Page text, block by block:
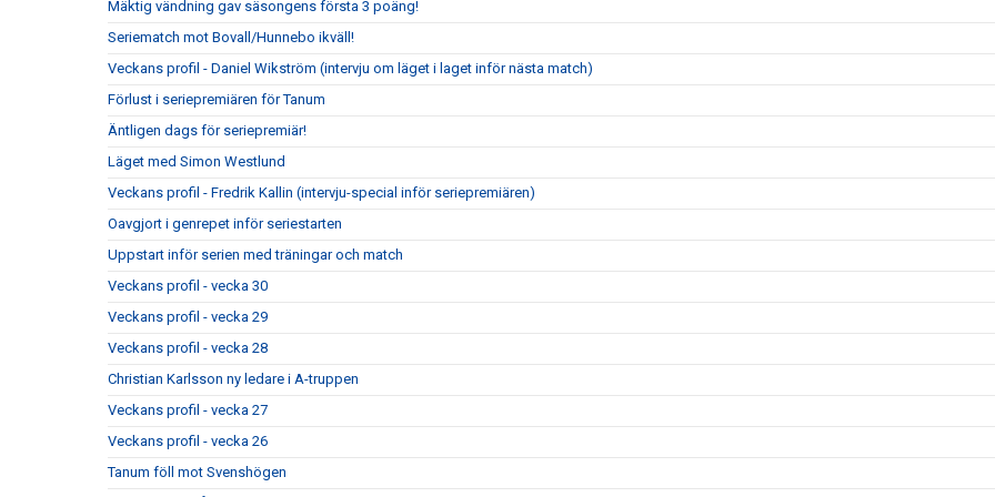
Mäktig vändning gav säsongens första 3 poäng!
Seriematch mot Bovall/Hunnebo ikväll!
Veckans profil - Daniel Wikström (intervju om läget i laget inför nästa match)
Förlust i seriepremiären för Tanum
Äntligen dags för seriepremiär!
Läget med Simon Westlund
Veckans profil - Fredrik Kallin (intervju-special inför seriepremiären)
Oavgjort i genrepet inför seriestarten
Uppstart inför serien med träningar och match
Veckans profil - vecka 30
Veckans profil - vecka 29
Veckans profil - vecka 28
Christian Karlsson ny ledare i A-truppen
Veckans profil - vecka 27
Veckans profil - vecka 26
Tanum föll mot Svenshögen